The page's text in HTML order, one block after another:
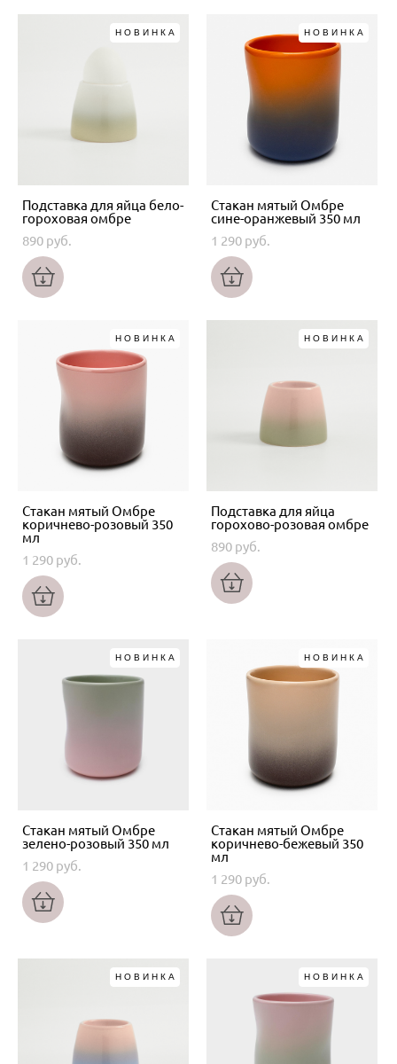
НОВИНКА
Подставка для яйца бело-
гороховая омбре
890 pуб.
НОВИНКА
Стакан мятый Омбре
сине-оранжевый 350 мл
1 290 pуб.
НОВИНКА
Стакан мятый Омбре
коричнево-розовый 350
мл
1 290 pуб.
НОВИНКА
Подставка для яйца
горохово-розовая омбре
890 pуб.
НОВИНКА
Стакан мятый Омбре
зелено-розовый 350 мл
1 290 pуб.
НОВИНКА
Стакан мятый Омбре
коричнево-бежевый 350
мл
1 290 pуб.
НОВИНКА НОВИНКА